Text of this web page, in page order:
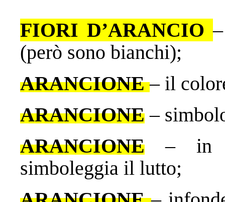
FIORI D’ARANCIO
(però sono bianchi);
ARANCIONE– il
ARANCIONE –
ARANCIONE – in
simboleggia il lutto;